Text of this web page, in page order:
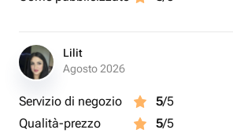
Lilit
Agosto 2026
Servizio di negozio 5/5
Qualità-prezzo
5/5